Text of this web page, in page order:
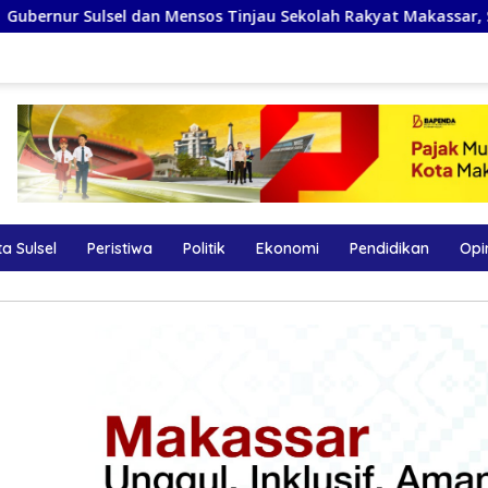
Tinjau Sekolah Rakyat Makassar, Siapkan Lahan untuk
Sulsel Peristiwa Politik Ekonomi Pendidikan